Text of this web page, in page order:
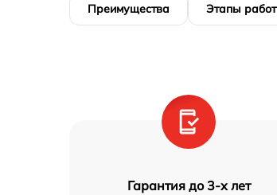
Преимущества Этапы работ
Гарантия до 3-х лет